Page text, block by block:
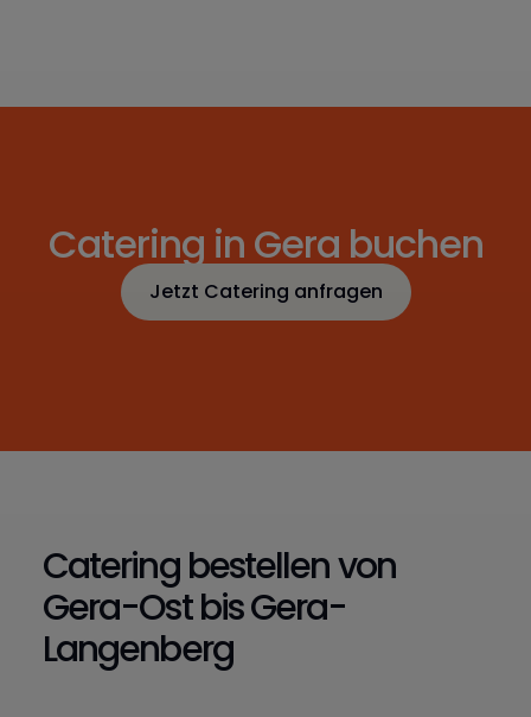
Catering in Gera buchen
Jetzt Catering anfragen
Jetzt Catering anfragen
Catering bestellen von
Gera-Ost bis Gera-
Langenberg